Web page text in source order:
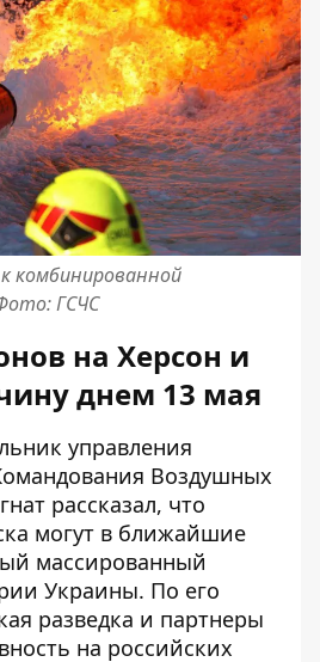
комбинированной
ГСЧС
на Херсон и
днем ​​13 мая
управления
Воздушных
рассказал, что
могут в ближайшие
массированный
Украины. По его
разведка и партнеры
на российских